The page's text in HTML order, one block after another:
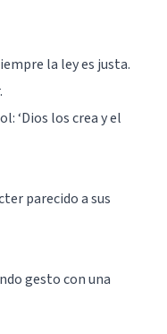
la ley es justa.
‘Dios los crea y el
parecido a sus
gesto con una